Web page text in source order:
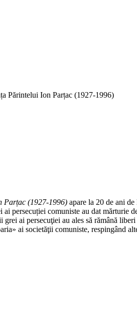
Părintelui Ion Parțac (1927-1996)
Parțac (1927-1996) apare la 20 de ani
persecuției comuniste au dat
ai persecuţiei au ales să rămână
ai societăţii comuniste, respingând